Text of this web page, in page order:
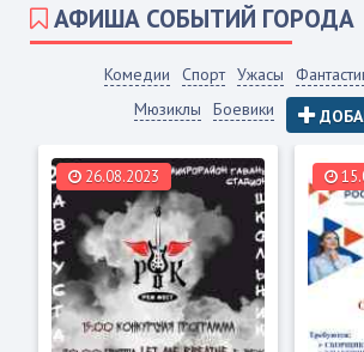
АФИША СОБЫТИЙ ГОРОДА
Комедии Спорт Ужасы
Мюзиклы
Боевики
26.08.2023